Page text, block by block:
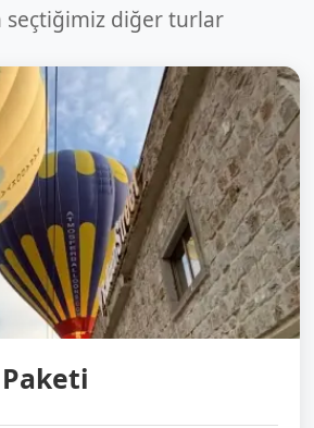
seçtiğimiz diğer turlar
Paketi